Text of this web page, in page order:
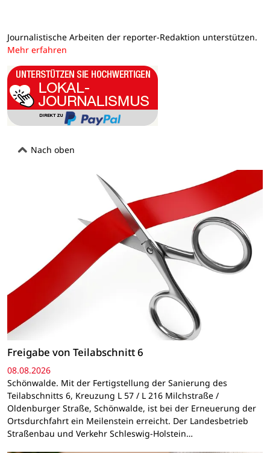
Journalistische Arbeiten der reporter-Redaktion unterstützen.
Mehr erfahren
Nach oben
Freigabe von Teilabschnitt 6
08.08.2026
Schönwalde. Mit der Fertigstellung der Sanierung des
Teilabschnitts 6, Kreuzung L 57 / L 216 Milchstraße /
Oldenburger Straße, Schönwalde, ist bei der Erneuerung der
Ortsdurchfahrt ein Meilenstein erreicht. Der Landesbetrieb
Straßenbau und Verkehr Schleswig-Holstein…